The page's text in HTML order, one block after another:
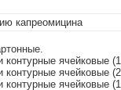
капреомицина
ячейковые
ячейковые
ячейковые